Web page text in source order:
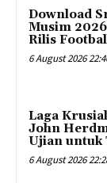
Download
Musim
Rilis
6 August 2026
Laga
John
Ujian untuk
6 August 2026